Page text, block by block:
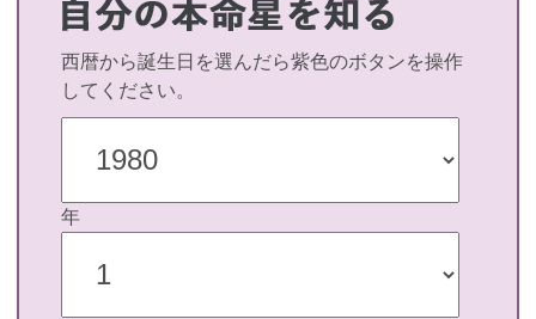
西暦から誕生日を選んだら紫色のボタンを操作
してください。
年